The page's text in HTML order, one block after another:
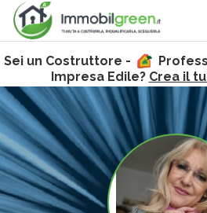
Sei un Costruttore -
Impresa Edile? Crea il